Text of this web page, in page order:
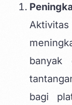
Aktivitas
banyak
bagi